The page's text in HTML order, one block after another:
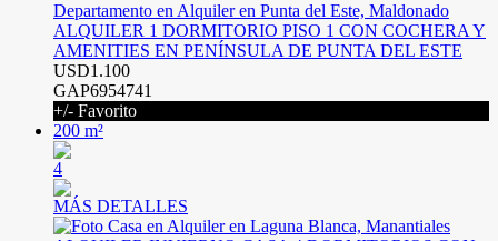
Departamento en Alquiler en Punta del Este, Maldonado
ALQUILER 1 DORMITORIO PISO 1 CON COCHERA Y
AMENITIES EN PENÍNSULA DE PUNTA DEL ESTE
USD1.100
GAP6954741
+/- Favorito
200 m²
4
MÁS DETALLES